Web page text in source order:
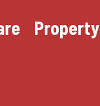
Property